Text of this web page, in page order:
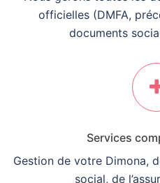
officielles (DMFA,
documents
Services
Gestion de votre Dimona,
social, de